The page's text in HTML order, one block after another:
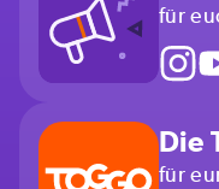
für
Die
für